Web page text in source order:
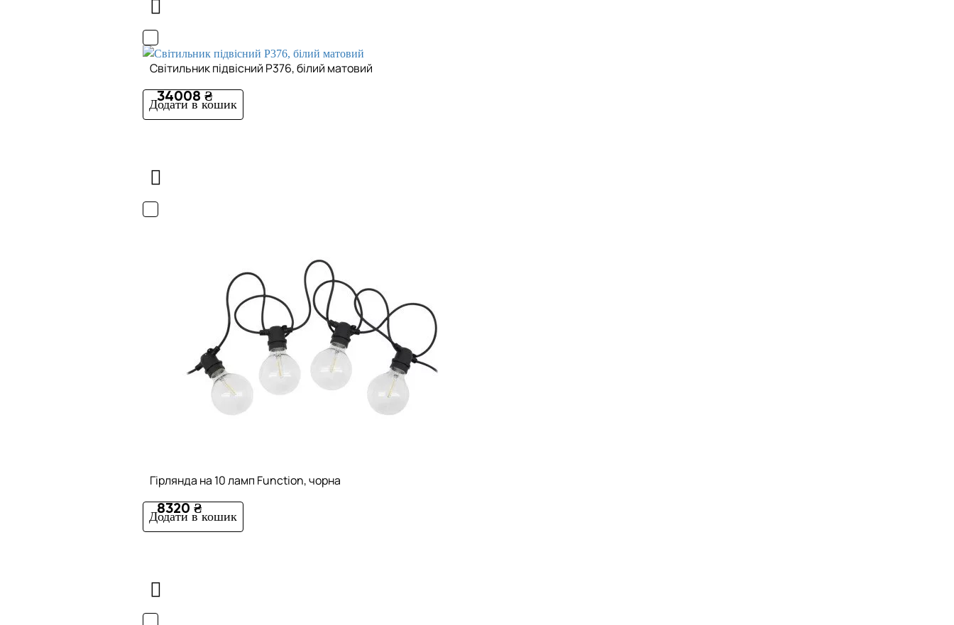
Cвітильник підвісний P376, білий матовий
34008 ₴
Додати в кошик
Гірлянда на 10 ламп Function, чорна
8320 ₴
Додати в кошик